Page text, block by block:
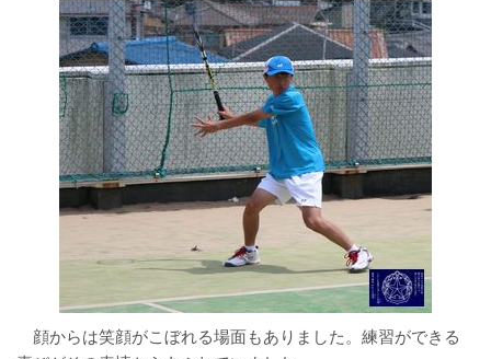
顔からは笑顔がこぼれる場面もありました。練習ができる